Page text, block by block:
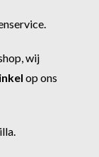
.
wij
op ons
.